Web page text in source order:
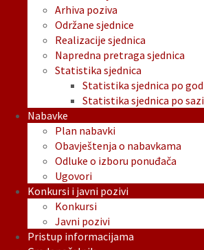
Arhiva poziva
Održane sjednice
Realizacije sjednica
Napredna pretraga sjednica
Statistika sjednica
Statistika sjednica po
Statistika sjednica po
Nabavke
Plan nabavki
Obavještenja o nabavkama
Odluke o izboru ponuđača
Ugovori
Konkursi i javni pozivi
Konkursi
Javni pozivi
Pristup informacijama